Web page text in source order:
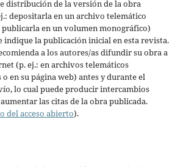
distribución de la versión de la obra
depositarla en un archivo telemático
en un volumen monográfico)
indique la publicación inicial en esta revista.
a los autores/as difundir su obra a
(p. ej.: en archivos telemáticos
en su página web) antes y durante el
lo cual puede producir intercambios
las citas de la obra publicada.
del acceso abierto).